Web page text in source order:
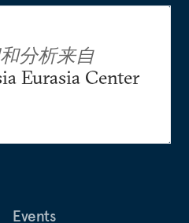
Events
分析来自
Eurasia Center